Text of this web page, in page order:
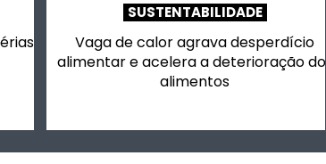
Vaga de calor agrava desperdício
alimentar e acelera a deterioração dos
alimentos
SUSTENTABILIDADE